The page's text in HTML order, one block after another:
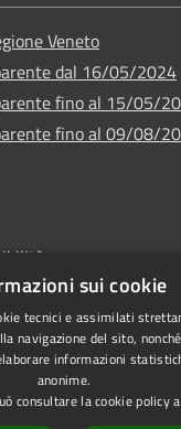
Veneto
dal 16/05/2024
fino al 15/05/
fino al 09/08/
•
sui cookie
tecnici e assimilati
navigazione del sito,
informazioni
anonime.
consultare la cookie policy